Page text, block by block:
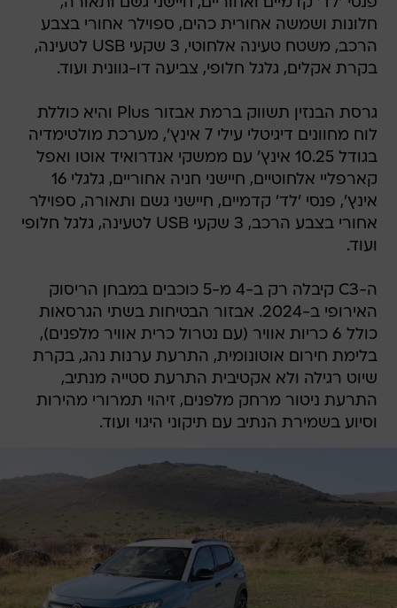
חלונות ושמשה אחורית כהים, ספוילר אחורי בצבע
הרכב, משטח טעינה אלחוטי, 3 שקעי USB לטעינה,
בקרת אקלים, גלגל חלופי, צביעה דו-גוונית ועוד.
גרסת הבנזין תשווק ברמת אבזור Plus והיא כוללת
לוח מחוונים דיגיטלי עילי 7 אינץ', מערכת מולטימדיה
בגודל 10.25 אינץ' עם ממשקי אנדרואיד אוטו ואפל
קארפליי אלחוטיים, חיישני חניה אחוריים, גלגלי 16
אינץ', פנסי 'לד' קדמיים, חיישני גשם ותאורה, ספוילר
אחורי בצבע הרכב, 3 שקעי USB לטעינה, גלגל חלופי
ועוד.
ה-C3 קיבלה רק ב-4 מ-5 כוכבים במבחן הריסוק
האירופי ב-2024. אבזור הבטיחות בשתי הגרסאות
כולל 6 כריות אוויר (עם נטרול כרית אוויר מלפנים),
בלימת חירום אוטונומית, התרעת ערנות נהג, בקרת
שיוט רגילה ולא אקטיבית התרעת סטייה מנתיב,
התרעת ניטור מרחק מלפנים, זיהוי תמרורי מהירות
וסיוע בשמירת הנתיב עם תיקוני היגוי ועוד.